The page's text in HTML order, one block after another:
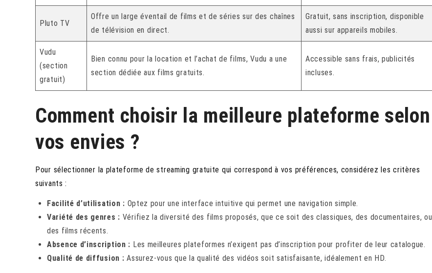
Pluto TV
Offre un large éventail de films et de séries sur des chaînes
de télévision en direct.
Gratuit, sans inscription, disponible
aussi sur appareils mobiles.
Vudu
(section
gratuit)
Bien connu pour la location et l’achat de films, Vudu a une
section dédiée aux films gratuits.
Accessible sans frais, publicités
incluses.
Comment choisir la meilleure plateforme selon
vos envies ?
Pour sélectionner la plateforme de streaming gratuite qui correspond à vos préférences, considérez les critères
suivants :
Facilité d’utilisation : Optez pour une interface intuitive qui permet une navigation simple.
Variété des genres : Vérifiez la diversité des films proposés, que ce soit des classiques, des documentaires, ou
des films récents.
Absence d’inscription : Les meilleures plateformes n’exigent pas d’inscription pour profiter de leur catalogue.
Qualité de diffusion : Assurez-vous que la qualité des vidéos soit satisfaisante, idéalement en HD.